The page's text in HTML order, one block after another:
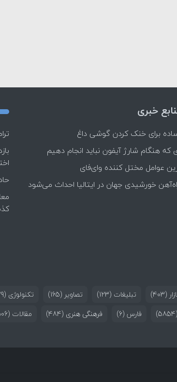
خبری
برای خنک کردن گوشی داغ
که هنگام شارژ آیفون نباید انجام دهیم
عوامل مختل کننده وای‌فای
خورشیدی جهان در ایتالیا احداث می‌شود
(403) تبلیغات (123) تصاویر (165) تکنولوژی (179)
(5854) فارس (6) فرهنگی هنری (484) مقالات (506)